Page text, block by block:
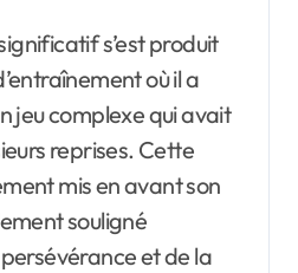
s’est produit
où il a
jeu complexe qui avait
reprises. Cette
mis en avant son
souligné
et de la